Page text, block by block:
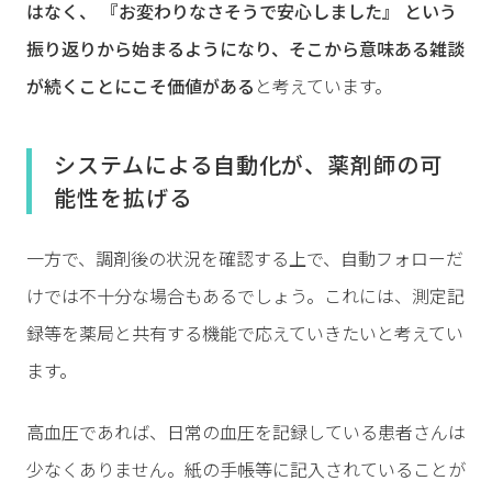
はなく、 『お変わりなさそうで安心しました』 という
振り返りから始まるようになり、そこから意味ある雑談
が続くことにこそ価値がある と考えています。
システムによる自動化が、薬剤師の可
能性を拡げる
一方で、調剤後の状況を確認する上で、自動フォローだ
けでは不十分な場合もあるでしょう。これには、測定記
録等を薬局と共有する機能で応えていきたいと考えてい
ます。
高血圧であれば、日常の血圧を記録している患者さんは
少なくありません。紙の手帳等に記入されていることが